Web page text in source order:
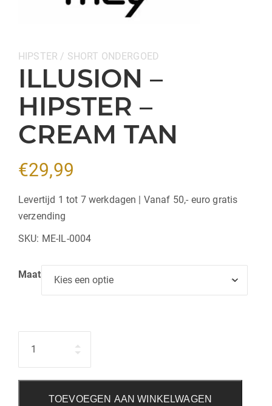
Categorieën:
HIPSTER / SHORT ONDERGOED
ILLUSION –
HIPSTER –
CREAM TAN
€29,99
Levertijd 1 tot 7 werkdagen | Vanaf 50,- euro gratis
verzending
SKU: ME-IL-0004
Maat
TOEVOEGEN AAN WINKELWAGEN